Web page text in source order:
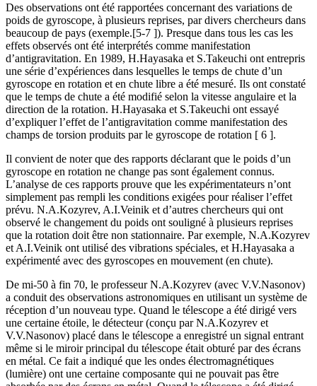
Des observations ont été rapportées concernant des variations de
poids de gyroscope, à plusieurs reprises, par divers chercheurs dans
beaucoup de pays (exemple.[5-7 ]). Presque dans tous les cas les
effets observés ont été interprétés comme manifestation
d’antigravitation. En 1989, H.Hayasaka et S.Takeuchi ont entrepris
une série d’expériences dans lesquelles le temps de chute d’un
gyroscope en rotation et en chute libre a été mesuré. Ils ont constaté
que le temps de chute a été modifié selon la vitesse angulaire et la
direction de la rotation. H.Hayasaka et S.Takeuchi ont essayé
d’expliquer l’effet de l’antigravitation comme manifestation des
champs de torsion produits par le gyroscope de rotation [ 6 ].
Il convient de noter que des rapports déclarant que le poids d’un
gyroscope en rotation ne change pas sont également connus.
L’analyse de ces rapports prouve que les expérimentateurs n’ont
simplement pas rempli les conditions exigées pour réaliser l’effet
prévu. N.A.Kozyrev, A.I.Veinik et d’autres chercheurs qui ont
observé le changement du poids ont souligné à plusieurs reprises
que la rotation doit être non stationnaire. Par exemple, N.A.Kozyrev
et A.I.Veinik ont utilisé des vibrations spéciales, et H.Hayasaka a
expérimenté avec des gyroscopes en mouvement (en chute).
De mi-50 à fin 70, le professeur N.A.Kozyrev (avec V.V.Nasonov)
a conduit des observations astronomiques en utilisant un système de
réception d’un nouveau type. Quand le télescope a été dirigé vers
une certaine étoile, le détecteur (conçu par N.A.Kozyrev et
V.V.Nasonov) placé dans le télescope a enregistré un signal entrant
même si le miroir principal du télescope était obturé par des écrans
en métal. Ce fait a indiqué que les ondes électromagnétiques
(lumière) ont une certaine composante qui ne pouvait pas être